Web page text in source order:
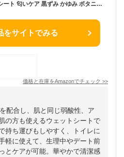
femfem デリケートゾーン シート 匂いケア 黒ずみ かゆみ ボタニカル ケア 汗 デオドラント アルコールフリー (10枚入)
をサイトでみる
価格と在庫をAmazonでチェック >>
配合し、肌と同じ弱酸性、ア
の方も使えるウェットシートで
持ち運びもしやすく、トイレに
軽に使えて、生理中やデート前
とケアが可能。華やかで清潔感